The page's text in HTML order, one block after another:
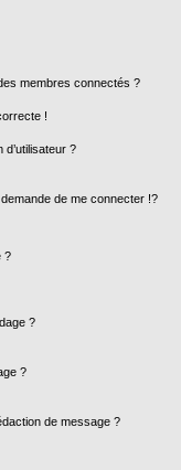
membres connectés ?
!
?
de me connecter !?
?
?
?
de message ?